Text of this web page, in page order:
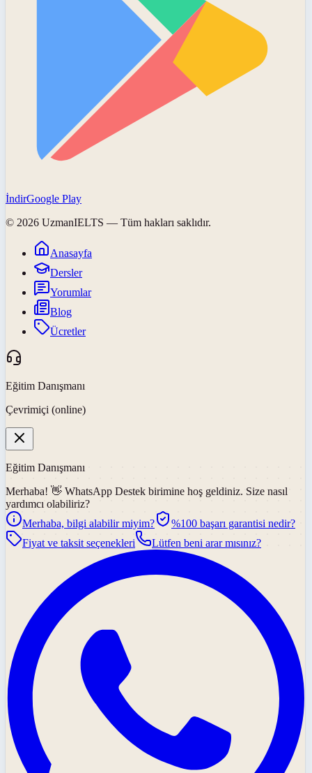
İndirGoogle Play
© 2026 UzmanIELTS — Tüm hakları saklıdır.
Anasayfa
Dersler
Yorumlar
Blog
Ücretler
Eğitim Danışmanı
Çevrimiçi (online)
Eğitim Danışmanı
Merhaba! 👋 WhatsApp Destek birimine hoş geldiniz. Size nasıl
yardımcı olabiliriz?
Merhaba, bilgi alabilir miyim?
%100 başarı garantisi nedir?
Fiyat ve taksit seçenekleri
Lütfen beni arar mısınız?